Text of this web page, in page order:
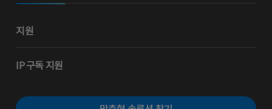
지원
IP 구독 지원